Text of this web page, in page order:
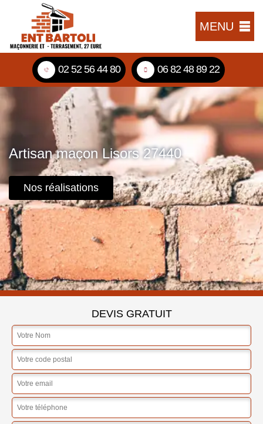
MENU
02 52 56 44 80 06 82 48 89 22
Artisan maçon Lisors 27440
Nos réalisations
DEVIS GRATUIT